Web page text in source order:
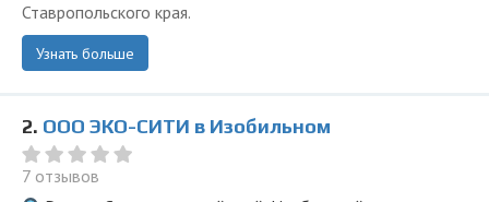
Ставропольского края.
Узнать больше
2. ООО ЭКО-СИТИ в Изобильном
7 отзывов